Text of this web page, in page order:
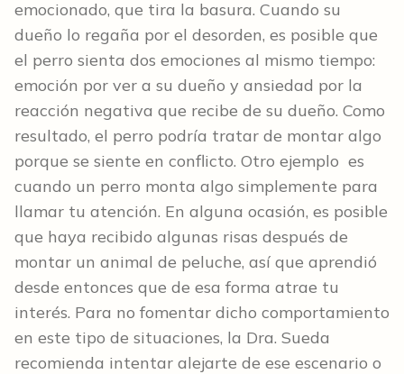
emocionado, que tira la basura. Cuando su
dueño lo regaña por el desorden, es posible que
el perro sienta dos emociones al mismo tiempo:
emoción por ver a su dueño y ansiedad por la
reacción negativa que recibe de su dueño. Como
resultado, el perro podría tratar de montar algo
porque se siente en conflicto. Otro ejemplo es
cuando un perro monta algo simplemente para
llamar tu atención. En alguna ocasión, es posible
que haya recibido algunas risas después de
montar un animal de peluche, así que aprendió
desde entonces que de esa forma atrae tu
interés. Para no fomentar dicho comportamiento
en este tipo de situaciones, la Dra. Sueda
recomienda intentar alejarte de ese escenario o